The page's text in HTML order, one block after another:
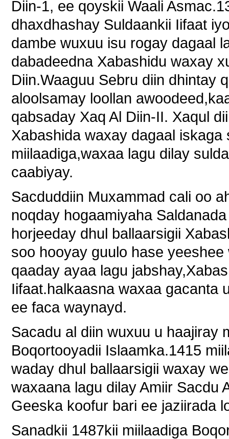
Diin-1, ee qoyskii Waali
dhaxdhashay Suldaankii Iifaat
dambe wuxuu isu rogay dagaal
dabadeedna Xabashidu waxay
Diin.Waaguu Sebru diin dhintay
aloolsamay loollan
qabsaday Xaq Al Diin-II. Xaqul
Xabashida waxay dagaal
miilaadiga,waxaa lagu dilay
caabiyay.
Sacduddiin Muxammad cali oo
noqday hogaamiyaha
horjeeday dhul ballaarsigii
soo hooyay guulo hase
qaaday ayaa lagu
Iifaat.halkaasna waxaa gacanta
ee faca waynayd.
Sacadu al diin wuxuu u haajiray
Boqortooyadii Islaamka.1415
waday dhul ballaarsigii waxay
waxaana lagu dilay Amiir Sacdu
Geeska koofur bari ee jaziirada
Sanadkii 1487kii miilaadiga